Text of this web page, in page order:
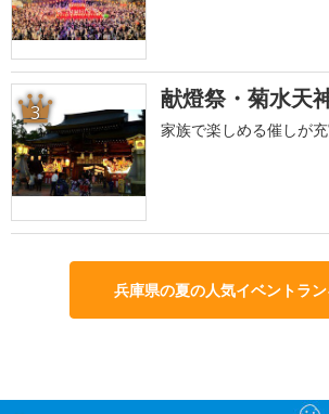
3 献燈祭・菊水天
家族で楽しめる催しが
兵庫県の夏の人気イベントラ